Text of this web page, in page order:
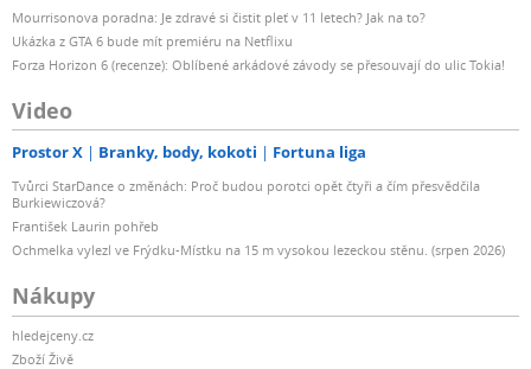
Mourrisonova poradna: Je zdravé si čistit pleť v 11 letech? Jak na to?
Ukázka z GTA 6 bude mít premiéru na Netflixu
Forza Horizon 6 (recenze): Oblíbené arkádové závody se přesouvají do ulic Tokia!
Video
Prostor X Branky, body, kokoti Fortuna liga
Tvůrci StarDance o změnách: Proč budou porotci opět čtyři a čím přesvědčila
Burkiewiczová?
František Laurin pohřeb
Ochmelka vylezl ve Frýdku-Místku na 15 m vysokou lezeckou stěnu. (srpen 2026)
Nákupy
hledejceny.cz
Zboží Živě